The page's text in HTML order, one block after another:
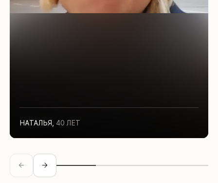
НАТАЛЬЯ, 40 ЛЕТ